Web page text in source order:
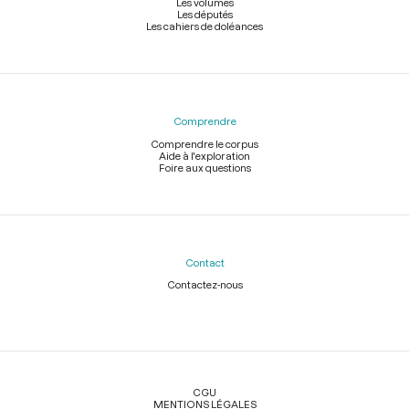
Les volumes
Les députés
Les cahiers de doléances
Comprendre
Comprendre le corpus
Aide à l'exploration
Foire aux questions
Contact
Contactez-nous
Légal
CGU
MENTIONS LÉGALES